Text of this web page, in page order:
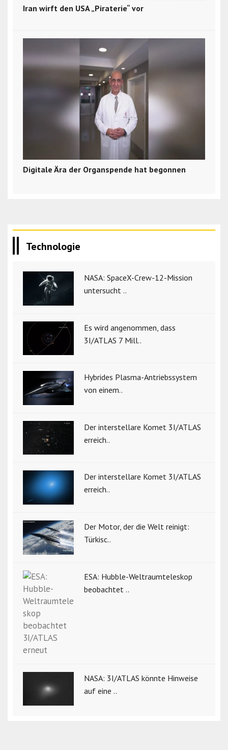
Iran wirft den USA „Piraterie“ vor
Digitale Ära der Organspende hat begonnen
Technologie
NASA: SpaceX-Crew-12-Mission
untersucht ..
Es wird angenommen, dass
3I/ATLAS 7 Mill..
Hybrides Plasma-Antriebssystem
von einem..
Der interstellare Komet 3I/ATLAS
erreich..
Der interstellare Komet 3I/ATLAS
erreich..
Der Motor, der die Welt reinigt:
Türkisc..
ESA: Hubble-Weltraumteleskop
beobachtet ..
NASA: 3I/ATLAS könnte Hinweise
auf eine ..